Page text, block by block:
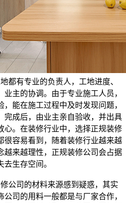
有专业的负责人，工地进度、
主的协调。由于专业施工人员，
能在施工过程中及时发现问题，
完成后，由业主亲自验收，并出具
心。在装修行业中，选择正规装修
很容易看到，随着装修行业越来越
越来越理性，正规装修公司会占据
生存空间。
司的材料来源感到疑惑，其实
司的用料一般都是与厂家合作，